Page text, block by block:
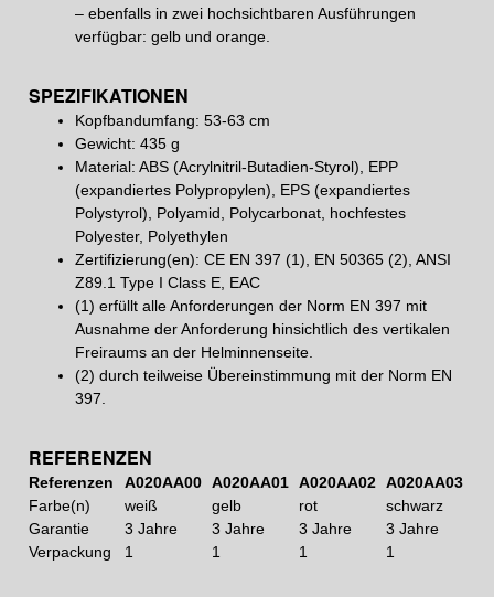
– ebenfalls in zwei hochsichtbaren Ausführungen
verfügbar: gelb und orange.
SPEZIFIKATIONEN
Kopfbandumfang: 53-63 cm
Gewicht: 435 g
Material: ABS (Acrylnitril-Butadien-Styrol), EPP
(expandiertes Polypropylen), EPS (expandiertes
Polystyrol), Polyamid, Polycarbonat, hochfestes
Polyester, Polyethylen
Zertifizierung(en): CE EN 397 (1), EN 50365 (2), ANSI
Z89.1 Type I Class E, EAC
(1) erfüllt alle Anforderungen der Norm EN 397 mit
Ausnahme der Anforderung hinsichtlich des vertikalen
Freiraums an der Helminnenseite.
(2) durch teilweise Übereinstimmung mit der Norm EN
397.
REFERENZEN
Referenzen A020AA00 A020AA01 A020AA02 A020AA03
Farbe(n)
weiß gelb rot
schwarz
Garantie
3 Jahre 3 Jahre 3 Jahre
3 Jahre
Verpackung
1 1 1 1